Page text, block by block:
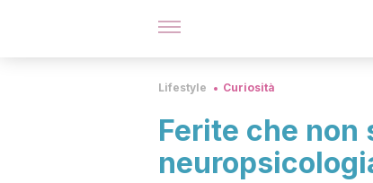
Lifestyle Curiosità
Ferite che